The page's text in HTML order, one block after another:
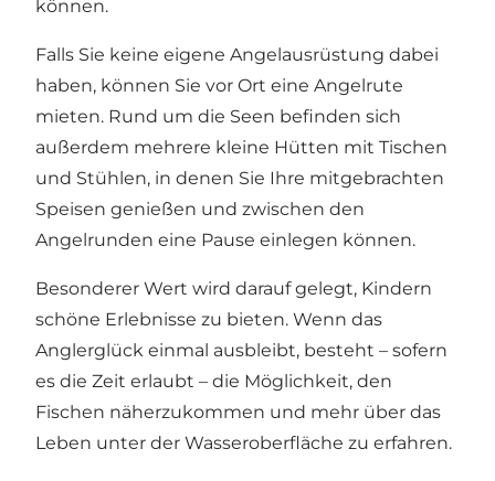
können.
Falls Sie keine eigene Angelausrüstung dabei
haben, können Sie vor Ort eine Angelrute
mieten. Rund um die Seen befinden sich
außerdem mehrere kleine Hütten mit Tischen
und Stühlen, in denen Sie Ihre mitgebrachten
Speisen genießen und zwischen den
Angelrunden eine Pause einlegen können.
Besonderer Wert wird darauf gelegt, Kindern
schöne Erlebnisse zu bieten. Wenn das
Anglerglück einmal ausbleibt, besteht – sofern
es die Zeit erlaubt – die Möglichkeit, den
Fischen näherzukommen und mehr über das
Leben unter der Wasseroberfläche zu erfahren.